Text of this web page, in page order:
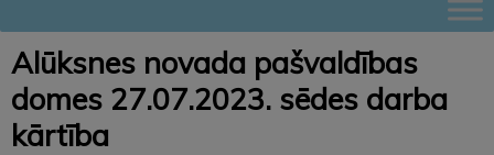
Alūksnes novada pašvaldības
domes 27.07.2023. sēdes darba
kārtība